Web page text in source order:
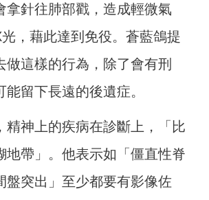
拿針往肺部戳，造成輕微氣
，藉此達到免役。蒼藍鴿提
做這樣的行為，除了會有刑
留下長遠的後遺症。
精神上的疾病在診斷上，「比
地帶」。他表示如「僵直性脊
盤突出」至少都要有影像佐